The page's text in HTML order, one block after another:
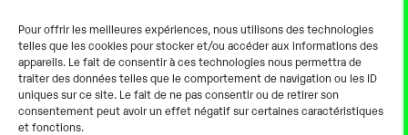
Pour offrir les meilleures expériences, nous utilisons des technologies
telles que les cookies pour stocker et/ou accéder aux informations des
appareils. Le fait de consentir à ces technologies nous permettra de
traiter des données telles que le comportement de navigation ou les ID
uniques sur ce site. Le fait de ne pas consentir ou de retirer son
consentement peut avoir un effet négatif sur certaines caractéristiques
et fonctions.
En pratique
Tarifs et horaires
Salles
Équipements numériques